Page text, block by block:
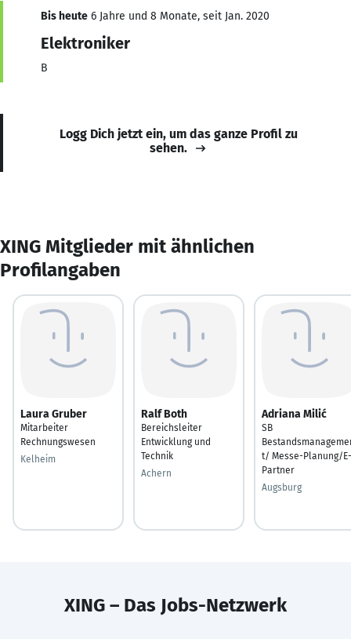
Bis heute 6 Jahre und 8 Monate, seit Jan. 2020
Elektroniker
B
Logg Dich jetzt ein, um das ganze Profil zu
sehen.
XING Mitglieder mit ähnlichen
Profilangaben
Laura Gruber
Mitarbeiter
Rechnungswesen
Kelheim
Ralf Both
Bereichsleiter
Entwicklung und
Technik
Achern
Adriana Milić
SB
t/ Messe-Planung/E-
Partner
Augsburg
XING – Das Jobs-Netzwerk